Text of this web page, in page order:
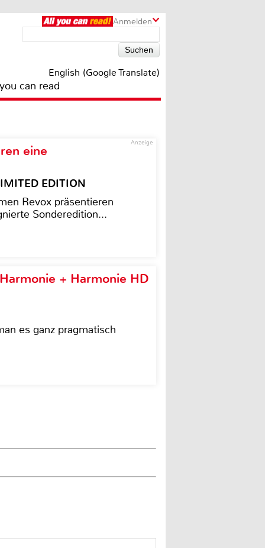
Anmelden
English (Google Translate)
can read
Anzeige
eine
EDITION
Revox präsentieren
Sonderedition...
+ Harmonie HD
es ganz pragmatisch